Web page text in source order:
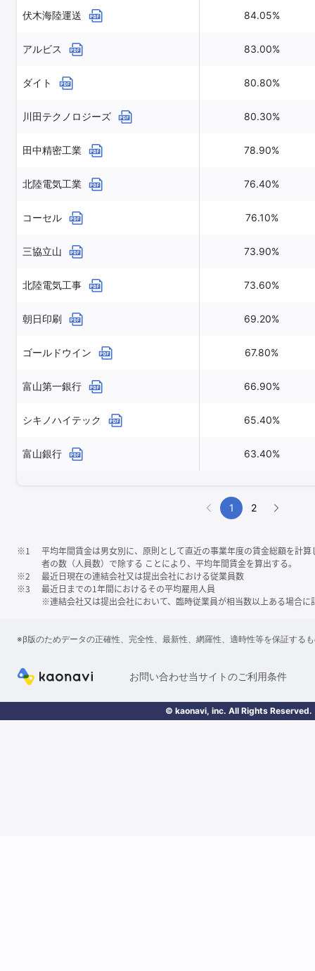
伏木海陸運送 84.05%
アルビス 83.00%
ダイト 80.80%
川田テクノロジーズ 80.30%
田中精密工業 78.90%
北陸電気工業 76.40%
コーセル 76.10%
三協立山 73.90%
北陸電気工事 73.60%
朝日印刷 69.20%
ゴールドウイン 67.80%
富山第一銀行 66.90%
シキノハイテック 65.40%
富山銀行 63.40%
1 2
※1
平均年間賃金は男女別に、原則として直近の事業年度の賃金総額を計
者の数（人員数）で除する ことにより、平均年間賃金を算出する。
※2
最近日現在の連結会社又は提出会社における従業員数
※3
最近日までの1年間におけるその平均雇用人員
※連結会社又は提出会社において、臨時従業員が相当数以上ある場合に
※β版のためデータの正確性、完全性、最新性、網羅性、適時性等を保証する
お問い合わせ当サイトのご利用条件
© kaonavi, inc. All Rights Reserved.